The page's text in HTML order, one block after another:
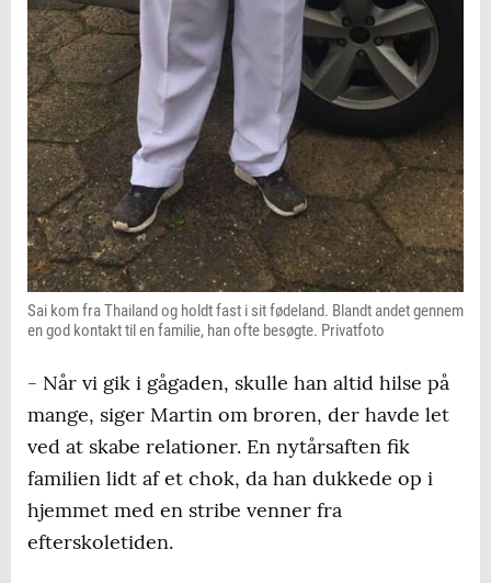
Sai kom fra Thailand og holdt fast i sit fødeland. Blandt andet gennem
en god kontakt til en familie, han ofte besøgte. Privatfoto
- Når vi gik i gågaden, skulle han altid hilse på
mange, siger Martin om broren, der havde let
ved at skabe relationer. En nytårsaften fik
familien lidt af et chok, da han dukkede op i
hjemmet med en stribe venner fra
efterskoletiden.